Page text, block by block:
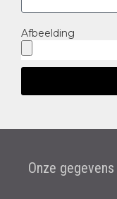
Afbeelding
Onze gegevens